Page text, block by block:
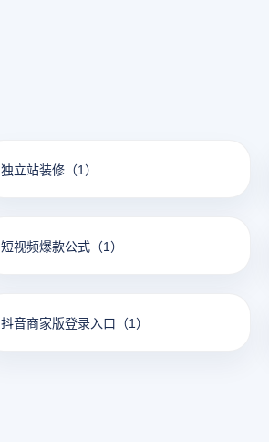
独立站装修 （1）
短视频爆款公式 （1）
抖音商家版登录入口 （1）